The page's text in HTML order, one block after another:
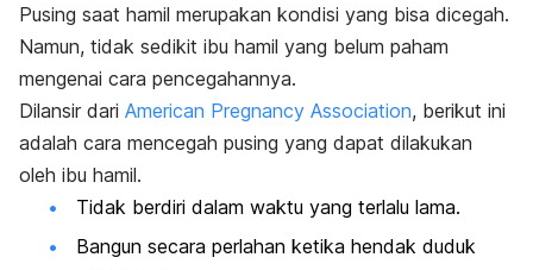
Pusing saat hamil merupakan kondisi yang bisa dicegah.
Namun, tidak sedikit ibu hamil yang belum paham
mengenai cara pencegahannya.
Dilansir dari American Pregnancy Association, berikut ini
adalah cara mencegah pusing yang dapat dilakukan
oleh ibu hamil.
Tidak berdiri dalam waktu yang terlalu lama.
Bangun secara perlahan ketika hendak duduk